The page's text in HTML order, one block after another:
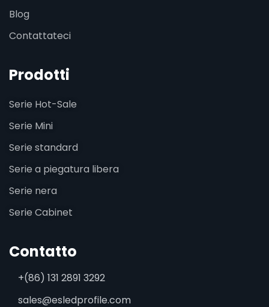
Blog
Contattateci
Prodotti
Serie Hot-Sale
Serie Mini
Serie standard
Serie a piegatura libera
Serie nera
Serie Cabinet
Contatto
+(86) 131 2891 3292
sales@esledprofile.com